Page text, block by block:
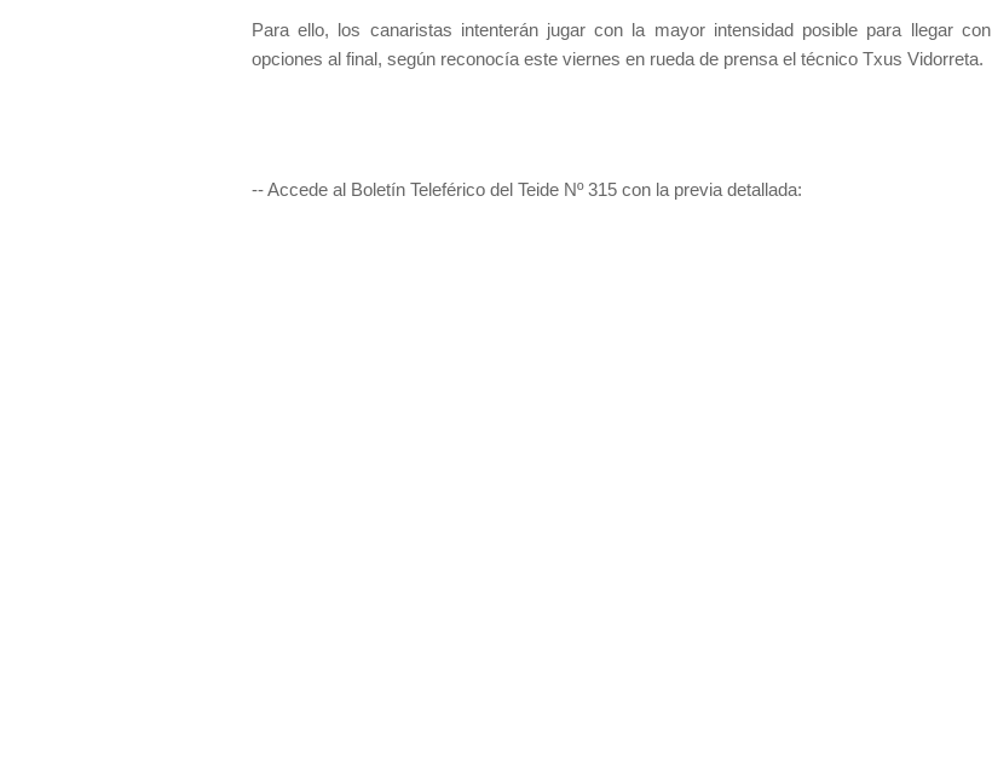
Para ello, los canaristas intenterán jugar con la mayor intensidad posible para llegar con
opciones al final, según reconocía este viernes en rueda de prensa el técnico Txus Vidorreta.
-- Accede al Boletín Teleférico del Teide Nº 315 con la previa detallada: